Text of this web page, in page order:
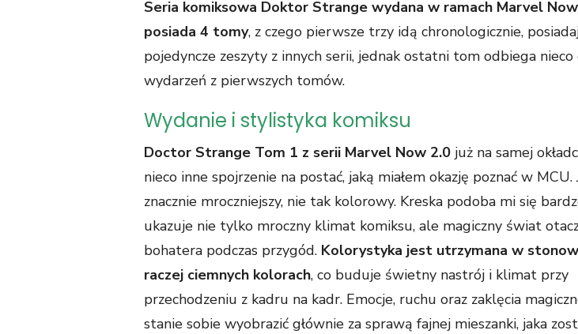
Seria komiksowa Doktor Strange wydana w ramach Marvel
posiada 4 tomy, z czego pierwsze trzy idą chronologicznie,
pojedyncze zeszyty z innych serii, jednak ostatni tom odbiega nieco
wydarzeń z pierwszych tomów.
Wydanie i stylistyka komiksu
Doctor Strange Tom 1 z serii Marvel Now 2.0 już na samej
nieco inne spojrzenie na postać, jaką miałem okazję poznać w MCU.
znacznie mroczniejszy, nie tak kolorowy. Kreska podoba mi się
ukazuje nie tylko mroczny klimat komiksu, ale magiczny świat
bohatera podczas przygód. Kolorystyka jest utrzymana w
raczej ciemnych kolorach, co buduje świetny nastrój i klimat przy
przechodzeniu z kadru na kadr. Emocje, ruchu oraz zaklęcia
stanie sobie wyobrazić głównie za sprawą fajnej mieszanki, jaka